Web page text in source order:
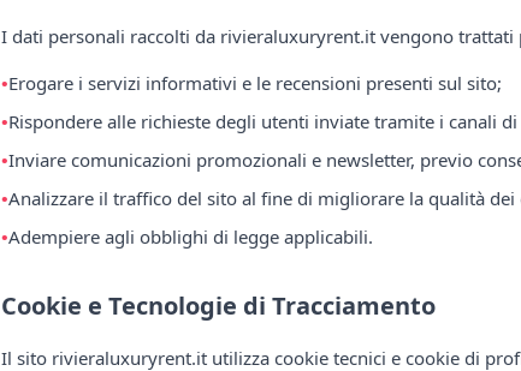
I dati personali raccolti da rivieraluxuryrent.it vengono trattati
Erogare i servizi informativi e le recensioni presenti sul sito;
Rispondere alle richieste degli utenti inviate tramite i canali
Inviare comunicazioni promozionali e newsletter, previo
Analizzare il traffico del sito al fine di migliorare la qualità dei
Adempiere agli obblighi di legge applicabili.
Cookie e Tecnologie di Tracciamento
Il sito rivieraluxuryrent.it utilizza cookie tecnici e cookie di